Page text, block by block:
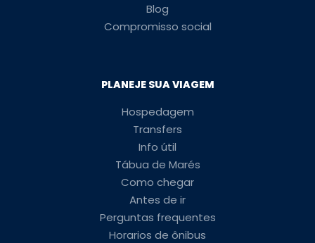
Blog
Compromisso social
PLANEJE SUA VIAGEM
Hospedagem
Transfers
Info útil
Tábua de Marés
Como chegar
Antes de ir
Perguntas frequentes
Horarios de ônibus